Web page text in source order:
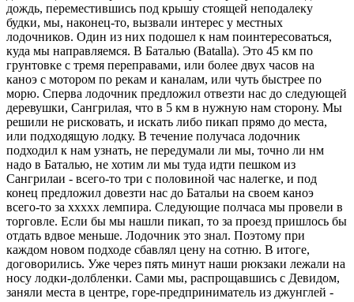
дождь, переместившись под крышу стоящей неподалеку
будки, мы, наконец-то, вызвали интерес у местных
лодочников. Один из них подошел к нам поинтересоваться,
куда мы направляемся. В Баталью (Batalla). Это 45 км по
грунтовке с тремя переправами, или более двух часов на
каноэ с мотором по рекам и каналам, или чуть быстрее по
морю. Сперва лодочник предложил отвезти нас до следующей
деревушки, Сангрилая, что в 5 км в нужную нам сторону. Мы
решили не рисковать, и искать либо пикап прямо до места,
или подходящую лодку. В течение получаса лодочник
подходил к нам узнать, не передумали ли мы, точно ли нм
надо в Баталью, не хотим ли мы туда идти пешком из
Сангрилаи - всего-то три с половиной час налегке, и под
конец предложил довезти нас до Батальи на своем каноэ
всего-то за ххххх лемпира. Следующие полчаса мы провели в
торговле. Если бы мы нашли пикап, то за проезд пришлось бы
отдать вдвое меньше. Лодочник это знал. Поэтому при
каждом новом подходе сбавлял цену на сотню. В итоге,
договорились. Уже через пять минут наши рюкзаки лежали на
носу лодки-долбленки. Сами мы, распрощавшись с Девидом,
заняли места в центре, горе-предприниматель из джунглей -